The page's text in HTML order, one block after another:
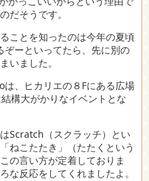
だそうです。
ことを知ったのは今年の夏頃
ーといってたら、先に別の
いました。
、ヒカリエの８Fにある広場
構大がかりなイベントとな
Scratch（スクラッチ）とい
ねこたたき」（たたくという
の言い方が定着しておりま
な反応をしてくれましたよ。